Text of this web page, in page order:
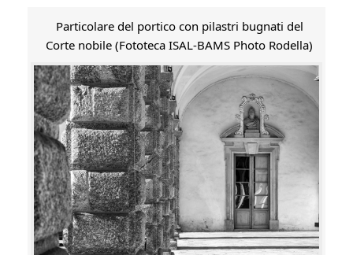
Particolare del portico con pilastri bugnati del
Corte nobile (Fototeca ISAL-BAMS Photo Rodella)